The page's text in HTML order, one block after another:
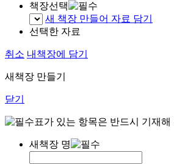
책장선택
새 책장 만들어 자료 담기
선택한 자료
취소 내책장에 담기
새책장 만들기
닫기
표가 있는 항목은 반드시 기재해
새책장 명